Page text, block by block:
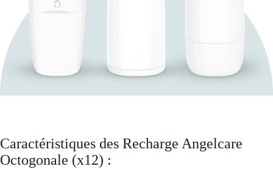
Caractéristiques des Recharge Angelcare
Octogonale (x12) :